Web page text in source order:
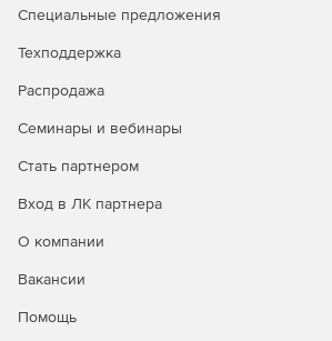
для управления растущими
снижения нагрузки на физические
Специальные предложения
Техподдержка
Распродажа
Семинары и вебинары
Стать партнером
Вход в ЛК партнера
О компании
Вакансии
Помощь